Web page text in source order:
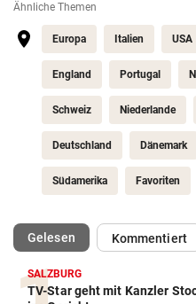
Ähnliche Themen
Europa Italien USA
England Portugal
Schweiz Niederlande
Deutschland Dänemark
Südamerika Favoriten
Gelesen(ausgewählt)Kommentiert
SALZBURG
TV-Star geht mit Kanzler